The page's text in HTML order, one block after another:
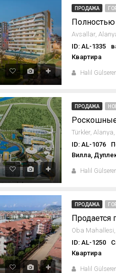
ПРОДАЖА
ID: AL-1335
Квартира
Halil
ПРОДАЖА
ID: AL-1076
Вилла,
Halil
ПРОДАЖА
ID: AL-1250
Квартира
Halil